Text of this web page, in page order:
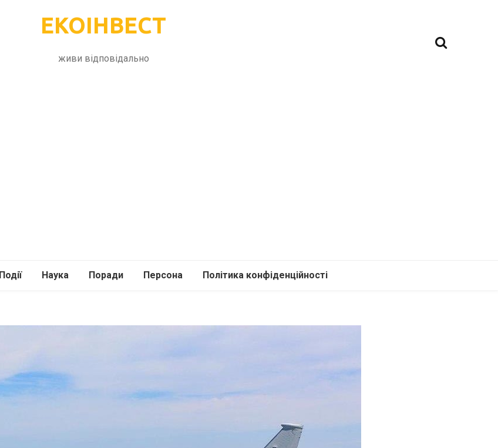
ЕКОІНВЕСТ
живи відповідально
Події Наука
Психологія
Поради
Здоров’я
Персона Політика конфіденційності